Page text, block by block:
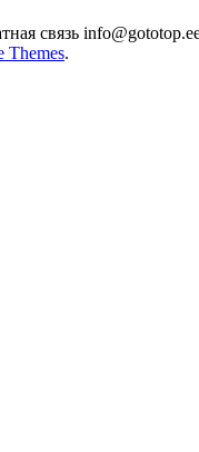
связь
Themes.